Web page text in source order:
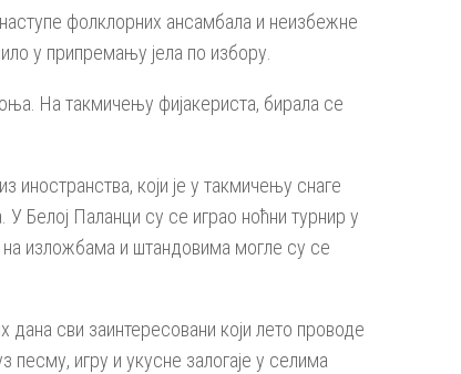
фолклорних ансамбала и неизбежне
у припремању јела по избору.
На такмичењу фијакериста, бирала се
који је у такмичењу снаге
Белој Паланци су се играо ноћни турнир у
изложбама и штандовима могле су се
сви заинтересовани који лето проводе
игру и укусне залогаје у селима